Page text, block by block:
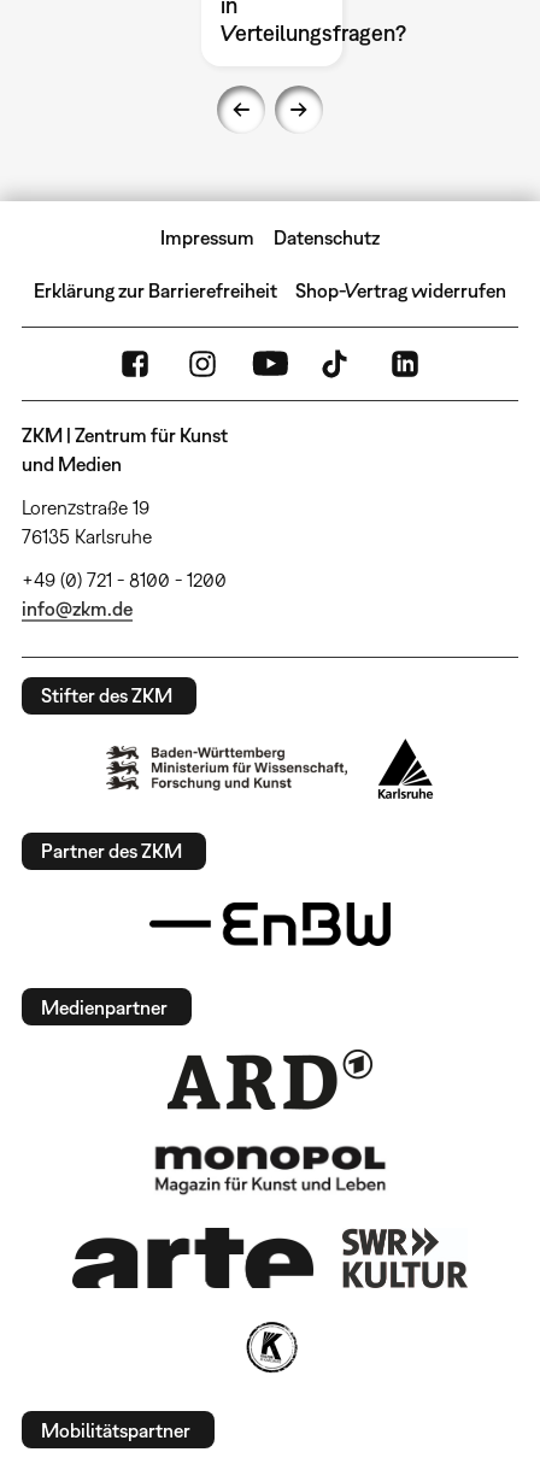
Verteilungsfragen?
Impressum Datenschutz
Erklärung zur Barrierefreiheit Shop-Vertrag widerrufen
ZKM | Zentrum für Kunst
und Medien
Lorenzstraße 19
76135 Karlsruhe
+49 (0) 721 - 8100 - 1200
info@zkm.de
Stifter des ZKM
Partner des ZKM
Medienpartner
Mobilitätspartner